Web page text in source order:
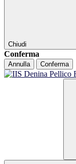
Chiudi
Conferma
Annulla Conferma